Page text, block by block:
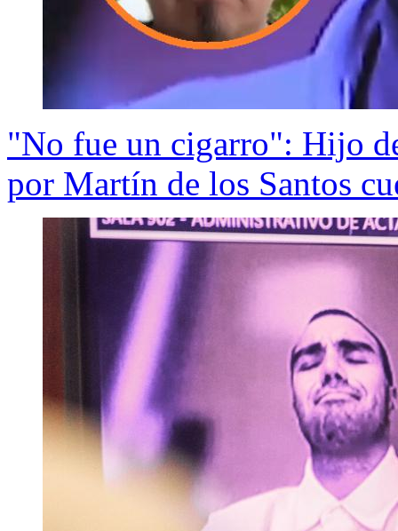
"No fue un cigarro": Hijo
por Martín de los Santos